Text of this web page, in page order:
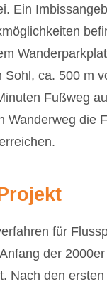
Ein
Sohl, ca. 500 m
Fußweg
Wanderweg die
für
der
Nach den ersten